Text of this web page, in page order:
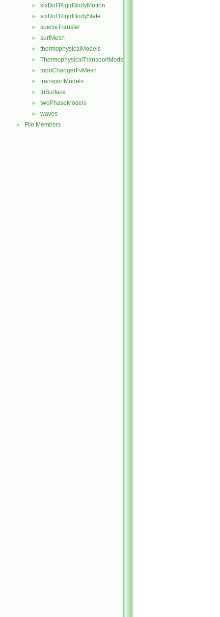
► sixDoFRigidBodyMotion
► sixDoFRigidBodyState
► specieTransfer
► surfMesh
► thermophysicalModels
► ThermophysicalTransportModels
► topoChangerFvMesh
► transportModels
► triSurface
► twoPhaseModels
► waves
► File Members